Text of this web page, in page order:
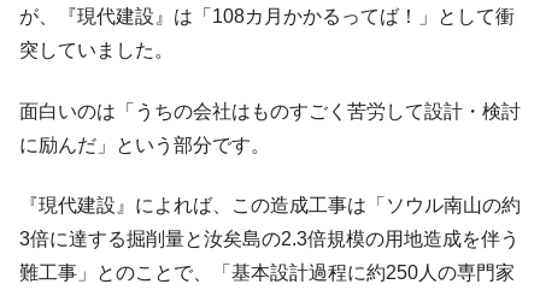
『Money1』
韓国製造業「半導体絶好調」のウラで他業
種は全般的「不調」⇒ PSIが示す現況は決して良くない。
ン』1人当たり賠償10万ウォンを認定 ⇒ 総額3兆7,000億
『Money1』 韓国で猛暑。南東部では干ばつ
「KDDX」1番艦、2032年竣工と公示
『Money1』
【対日本円】ウォン安が急進！ 日米の協調
に韓国がいっちょがみしたのでは。
が、『現代建設』は「108カ月かかるってば！」として衝
突していました。
面白いのは「うちの会社はものすごく苦労して設計・検討
に励んだ」という部分です。
『現代建設』によれば、この造成工事は「ソウル南山の約
3倍に達する掘削量と汝矣島の2.3倍規模の用地造成を伴う
難工事」とのことで、「基本設計過程に約250人の専門家